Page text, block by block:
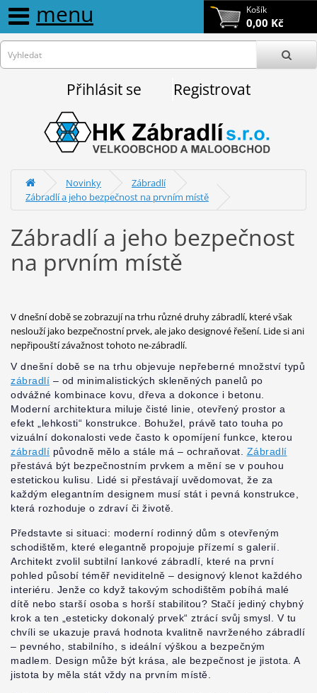
Košík
0,00 Kč
menu
Přihlásit se Registrovat
Novinky
Zábradlí
Zábradlí a jeho bezpečnost na prvním místě
Zábradlí a jeho bezpečnost
na prvním místě
V dnešní době se zobrazují na trhu různé druhy zábradlí, které však
neslouží jako bezpečnostní prvek, ale jako designové řešení. Lide si ani
nepřipouští závažnost tohoto ne-zábradlí.
V dnešní době se na trhu objevuje nepřeberné množství typů
zábradlí – od minimalistických skleněných panelů po
odvážné kombinace kovu, dřeva a dokonce i betonu.
Moderní architektura miluje čisté linie, otevřený prostor a
efekt „lehkosti“ konstrukce. Bohužel, právě tato touha po
vizuální dokonalosti vede často k opomíjení funkce, kterou
zábradlí původně mělo a stále má – ochraňovat. Zábradlí
přestává být bezpečnostním prvkem a mění se v pouhou
estetickou kulisu. Lidé si přestávají uvědomovat, že za
každým elegantním designem musí stát i pevná konstrukce,
která rozhoduje o zdraví či životě.
Představte si situaci: moderní rodinný dům s otevřeným
schodištěm, které elegantně propojuje přízemí s galerií.
Architekt zvolil subtilní lankové zábradlí, které na první
pohled působí téměř neviditelně – designový klenot každého
interiéru. Jenže co když takovým schodištěm pobíhá malé
dítě nebo starší osoba s horší stabilitou? Stačí jediný chybný
krok a ten „esteticky dokonalý prvek“ ztrácí svůj smysl. V tu
chvíli se ukazuje pravá hodnota kvalitně navrženého zábradlí
– pevného, stabilního, s ideální výškou a bezpečným
madlem. Design může být krása, ale bezpečnost je jistota. A
jistota by měla stát vždy na prvním místě.